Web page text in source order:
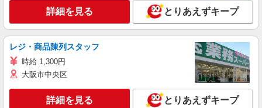
詳細を見る とりあえずキープ
レジ・商品陳列スタッフ
時給 1,300円
大阪市中央区
詳細を見る とりあえずキープ